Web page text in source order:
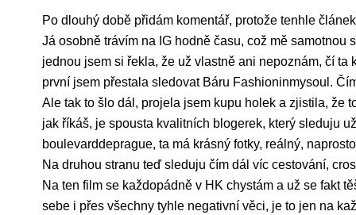
Po dlouhý době přidám komentář, protože tenhle
Já osobně trávím na IG hodně času, což mě
jednou jsem si řekla, že už vlastně ani nepoznám, čí
první jsem přestala sledovat Báru Fashioninmysoul.
Ale tak to šlo dál, projela jsem kupu holek a zjistila, že
jak říkáš, je spousta kvalitních blogerek, který sleduju
boulevarddeprague, ta má krásný fotky, reálný,
Na druhou stranu teď sleduju čím dál víc cestování,
Na ten film se každopádně v HK chystám a už se fakt
sebe i přes všechny tyhle negativní věci, je to jen na